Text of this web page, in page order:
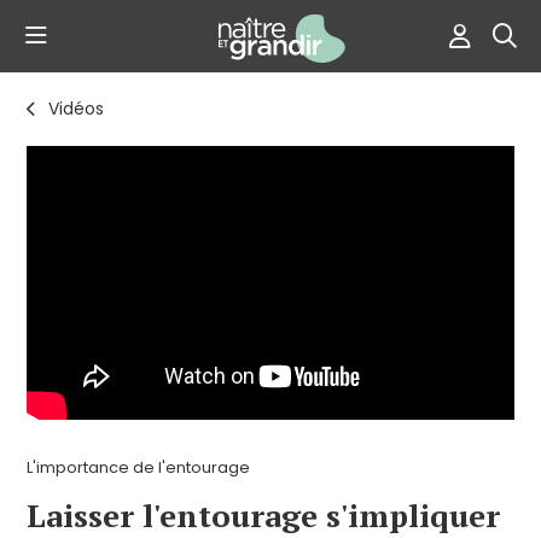
Vidéos
L'importance de l'entourage
Laisser l'entourage s'impliquer